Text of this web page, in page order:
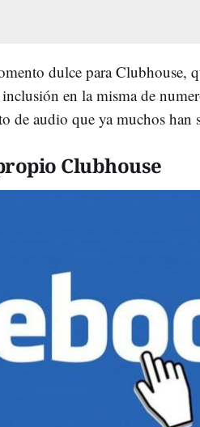
dulce para Clubhouse,
en la misma de
de audio que ya muchos han
Clubhouse